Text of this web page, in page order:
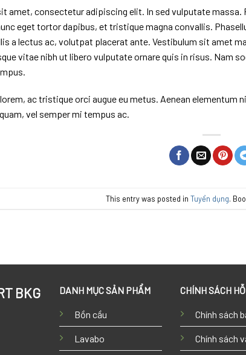
amet, consectetur adipiscing elit. In sed vulputate massa.
eget tortor dapibus, et tristique magna convallis.
a lectus ac, volutpat placerat ante. Vestibulum sit amet
vitae nibh ut libero vulputate ornare quis in risus. Nam
ac tristique orci augue eu metus. Aenean
vel semper mi tempus ac.
This entry was posted in Tuyển dụng.
BKG DANH MỤC SẢN PHẨM
Bồn cầu
Lavabo
CHÍNH SÁCH
Chính sách
Chính sách